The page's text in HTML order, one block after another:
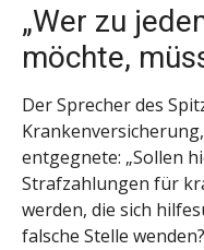
„Wer zu
möchte,
Der Sprecher des
entgegnete: „Sollen
Strafzahlungen für
werden, die sich
falsche Stelle